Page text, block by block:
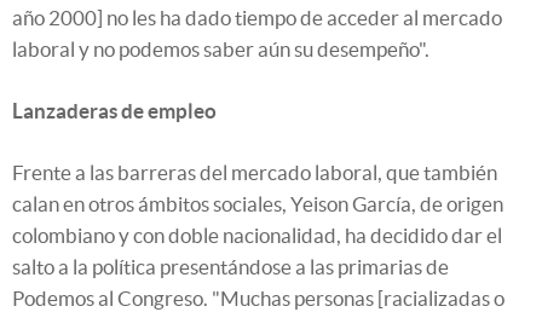
año 2000] no les ha dado tiempo de acceder al mercado
laboral y no podemos saber aún su desempeño".
Lanzaderas de empleo
Frente a las barreras del mercado laboral, que también
calan en otros ámbitos sociales, Yeison García, de origen
colombiano y con doble nacionalidad, ha decidido dar el
salto a la política presentándose a las primarias de
Podemos al Congreso. "Muchas personas [racializadas o